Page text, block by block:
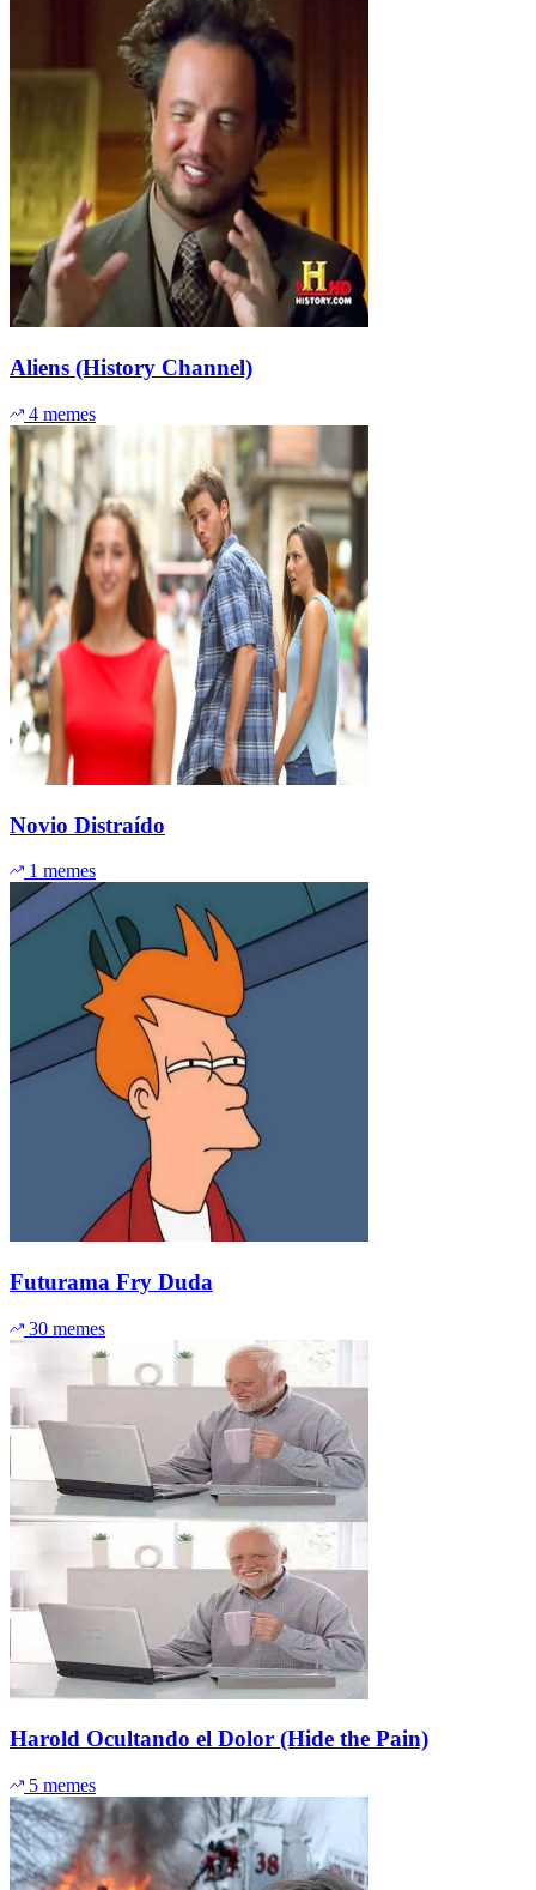
Aliens (History Channel)
4 memes
Novio Distraído
1 memes
Futurama Fry Duda
30 memes
Harold Ocultando el Dolor (Hide the Pain)
5 memes